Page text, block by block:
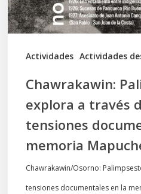
Actividades Actividades
las
tensiones
documentales
memoria
Mapuche
Chawrakawin:
explora a través
tensiones
memoria
Chawrakawin/Osorno:
tensiones documentales en la